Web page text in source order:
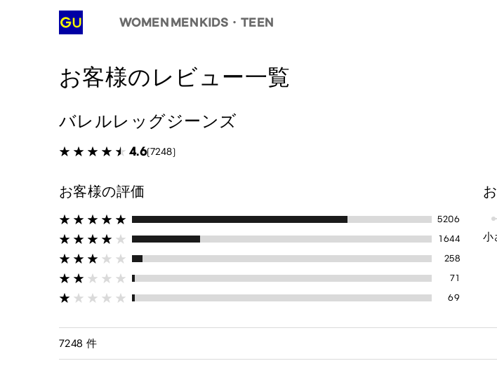
WOMEN MENKIDS・TEEN
お客様のレビュー一覧
バレルレッグジーンズ
4.6(7248)
お客様の評価
5206
1644
258
71
69
小
7248 件